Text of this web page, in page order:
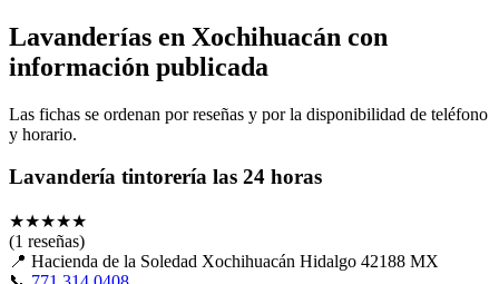
Lavanderías en Xochihuacán con
información publicada
Las fichas se ordenan por reseñas y por la disponibilidad de teléfono
y horario.
Lavandería tintorería las 24 horas
★★★★★
(1 reseñas)
📍 Hacienda de la Soledad Xochihuacán Hidalgo 42188 MX